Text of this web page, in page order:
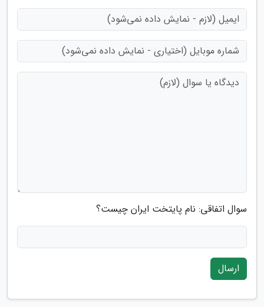
سوال اتفاقی: نام پایتخت ایران چیست؟
ارسال